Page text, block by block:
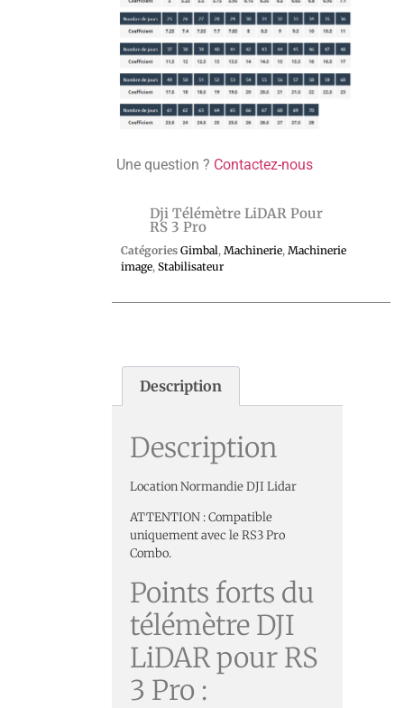
Une question ? Contactez-nous
Dji Télémètre LiDAR Pour
RS 3 Pro
Catégories Gimbal, Machinerie, Machinerie
image, Stabilisateur
Description
Description
Location Normandie DJI Lidar
ATTENTION : Compatible
uniquement avec le RS3 Pro
Combo.
Points forts du
télémètre DJI
LiDAR pour RS
3 Pro :